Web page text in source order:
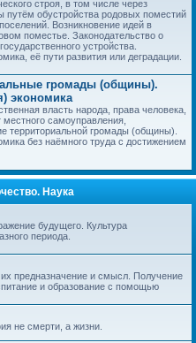
строя, в том числе через
путём обустройства родовых поместий
Возникновение идей в
поместье. Законодательство о
устройства.
её пути развития или деградации.
громады (общины).
экономика
власть народа, права человека,
самоуправления,
территориальной громады (общины).
без наёмного труда с достижением
Наука
будущего. Культура
периода.
предназначение и смысл. Получение
и образование с помощью
не смерти, а жизни.